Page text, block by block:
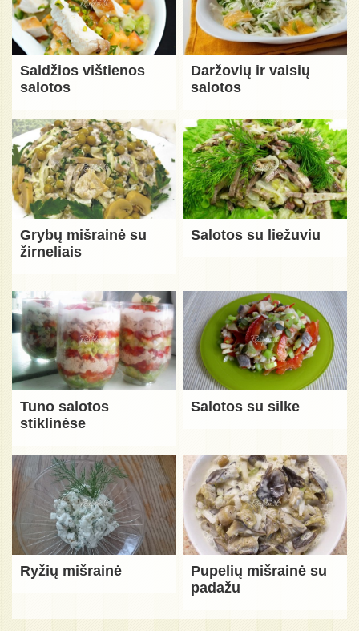
Saldžios vištienos
salotos
Daržovių ir vaisių
salotos
Grybų mišrainė su
žirneliais
Salotos su liežuviu
Tuno salotos
stiklinėse
Salotos su silke
Ryžių mišrainė
Pupelių mišrainė su
padažu